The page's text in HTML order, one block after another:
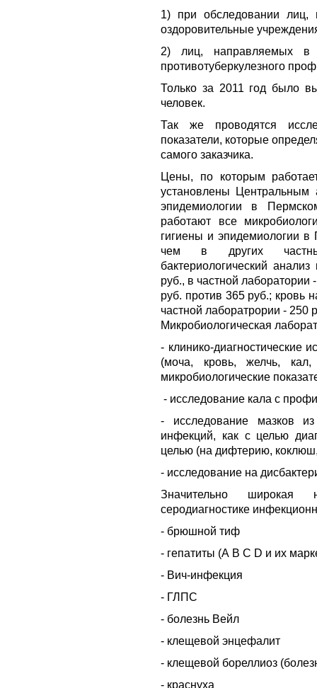
1) при обследовании лиц,
оздоровительные
2) лиц, направляемых в
противотуберкулезного
Только за 2011 год было
человек.
Так же проводятся
показатели, которые
самого заказчика.
Цены, по которым
установлены
эпидемиологии в
работают все
гигиены и эпидемиологии
чем в других
бактериологический
руб., в частной
руб. против 365 руб.; кровь
частной лаборатрории - 250
Микробиологическая
- клинико-диагностические
(моча, кровь, желчь,
микробиологические
- исследование кала с
- исследование мазков
инфекций, как с целью
целью (на дифтерию,
- исследование на
Значительно широкая
серодиагностике
- брюшной тиф
- гепатиты (А В С D и их
- Вич-инфекция
- ГЛПС
- болезнь Вейл
- клещевой энцефалит
- клещевой бореллиоз
- краснуха